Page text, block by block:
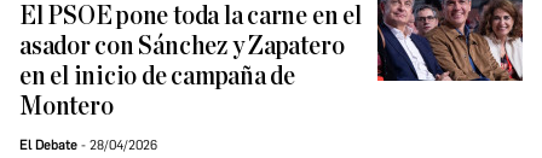
El PSOE pone toda la carne en el
asador con Sánchez y Zapatero
en el inicio de campaña de
Montero
El Debate 28/04/2026